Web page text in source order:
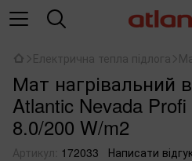
Електрична тепла підлога
Мат нагрівальний
Atlantic Nevada
8.0/200 W/m2
Артикул: 172033 Написати